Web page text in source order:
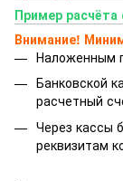
Пример
Внимание!
Наложенным
Банковской
расчетный
Через кассы
реквизитам